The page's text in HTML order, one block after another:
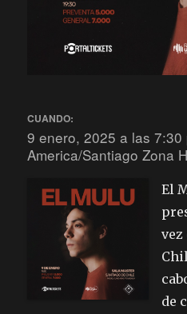
CUANDO:
9 enero, 2025 a las 7:30
America/Santiago Zona
El
vez
de